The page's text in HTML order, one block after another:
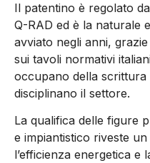
Il patentino è regolato
Q-RAD ed è la naturale
avviato negli anni,
sui tavoli normativi
occupano della
disciplinano il settore.
La qualifica delle figure
e impiantistico riveste
l’efficienza energetica e